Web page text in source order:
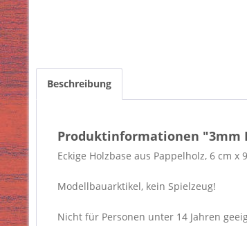
Beschreibung
Produktinformationen "3mm
Eckige Holzbase aus Pappelholz, 6 cm x
Modellbauarktikel, kein Spielzeug!
Nicht für Personen unter 14 Jahren